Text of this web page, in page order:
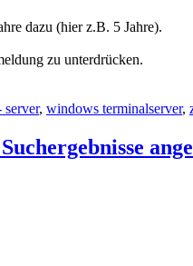
dazu (hier z.B. 5 Jahre).
zu unterdrücken.
, windows terminalserver,